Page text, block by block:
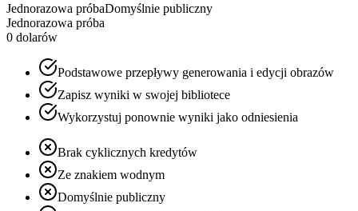
Jednorazowa próbaDomyślnie publiczny
Jednorazowa próba
0 dolarów
Podstawowe przepływy generowania i edycji obrazów
Zapisz wyniki w swojej bibliotece
Wykorzystuj ponownie wyniki jako odniesienia
Brak cyklicznych kredytów
Ze znakiem wodnym
Domyślnie publiczny